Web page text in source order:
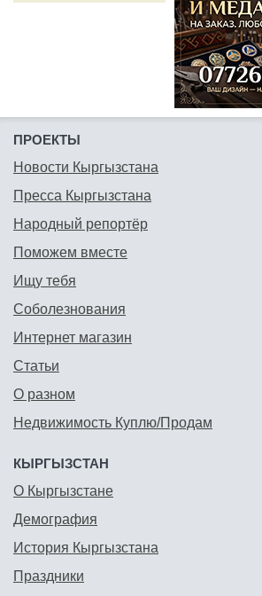
ПРОЕКТЫ
Новости Кыргызстана
Пресса Кыргызстана
Народный репортёр
Поможем вместе
Ищу тебя
Соболезнования
Интернет магазин
Статьи
О разном
Недвижимость Куплю/Продам
КЫРГЫЗСТАН
О Кыргызстане
Демография
История Кыргызстана
Праздники